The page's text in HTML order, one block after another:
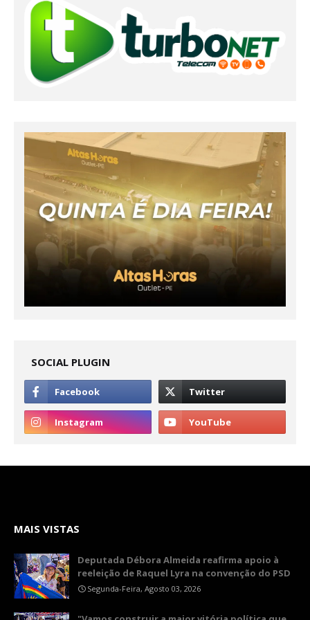
SOCIAL PLUGIN
MAIS VISTAS
Deputada Débora Almeida reafirma apoio à
reeleição de Raquel Lyra na convenção do PSD
Segunda-Feira, Agosto 03, 2026